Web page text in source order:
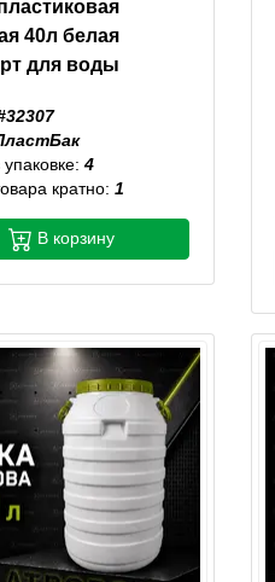
40л белая
для воды
4
кратно: 1
В корзину